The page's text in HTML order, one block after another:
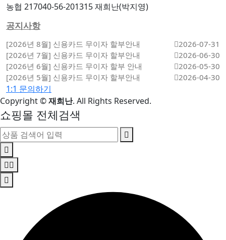
농협 217040-56-201315 재희난(박지영)
공지사항
[2026년 8월] 신용카드 무이자 할부안내
2026-07-31
[2026년 7월] 신용카드 무이자 할부안내
2026-06-30
[2026년 6월] 신용카드 무이자 할부 안내
2026-05-30
[2026년 5월] 신용카드 무이자 할부안내
2026-04-30
1:1 문의하기
Copyright©재희난. All Rights Reserved.
쇼핑몰 전체검색